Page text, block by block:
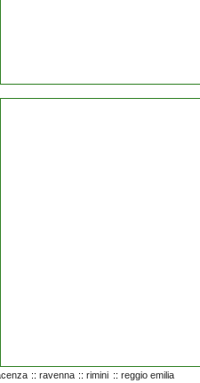
:: ravenna :: rimini :: reggio emilia